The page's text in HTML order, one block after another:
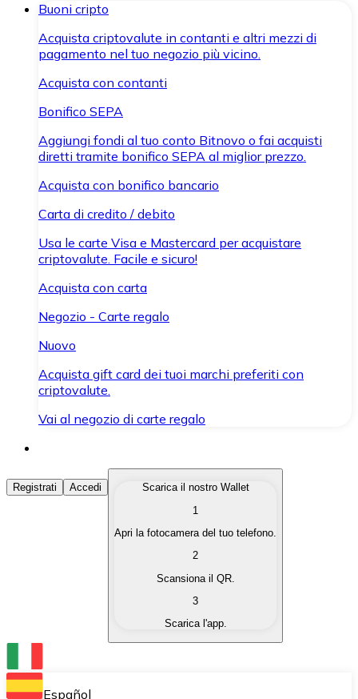
Buoni cripto
Acquista criptovalute in contanti e altri mezzi di
pagamento nel tuo negozio più vicino.
Acquista con contanti
Bonifico SEPA
Aggiungi fondi al tuo conto Bitnovo o fai acquisti
diretti tramite bonifico SEPA al miglior prezzo.
Acquista con bonifico bancario
Carta di credito / debito
Usa le carte Visa e Mastercard per acquistare
criptovalute. Facile e sicuro!
Acquista con carta
Negozio - Carte regalo
Nuovo
Acquista gift card dei tuoi marchi preferiti con
criptovalute.
Vai al negozio di carte regalo
Acquista Criptovalute
Acquista le criptovalute che ti interessano in modo
Converti le tue criptovalute in valuta fiat quando ne
Scambia una criptovaluta con un'altra
Conserva le tue cripto in un Wallet self-custodial.
Registrati Accedi
Scarica il nostro Wallet
1
Apri la fotocamera del tuo telefono.
2
Scansiona il QR.
3
Scarica l'app.
Español